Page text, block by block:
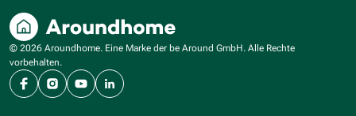
© 2026 Aroundhome. Eine Marke der be Around GmbH. Alle Rechte
vorbehalten.
FacebookInstagram
YouTubeLinkedIn